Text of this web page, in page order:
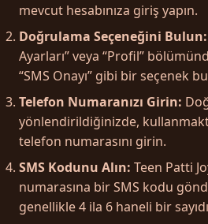
mevcut hesabınıza giriş yapın.
Doğrulama Seçeneğini Bulun:
Ayarları” veya “Profil”
“SMS Onayı” gibi bir seçenek
Telefon Numaranızı Girin:
yönlendirildiğinizde,
telefon numarasını girin.
SMS Kodunu Alın: Teen Patti
numarasına bir SMS kodu
genellikle 4 ila 6 haneli bir